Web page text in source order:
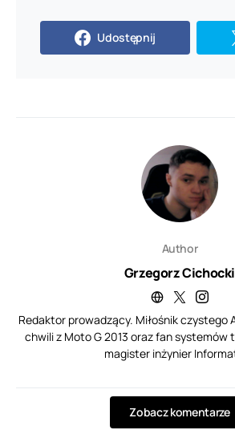
Udostępnij
Author
Grzegorz Cichocki
Redaktor prowadzący. Miłośnik czystego
chwili z Moto G 2013 oraz fan systemów
magister inżynier
Zobacz komentarze